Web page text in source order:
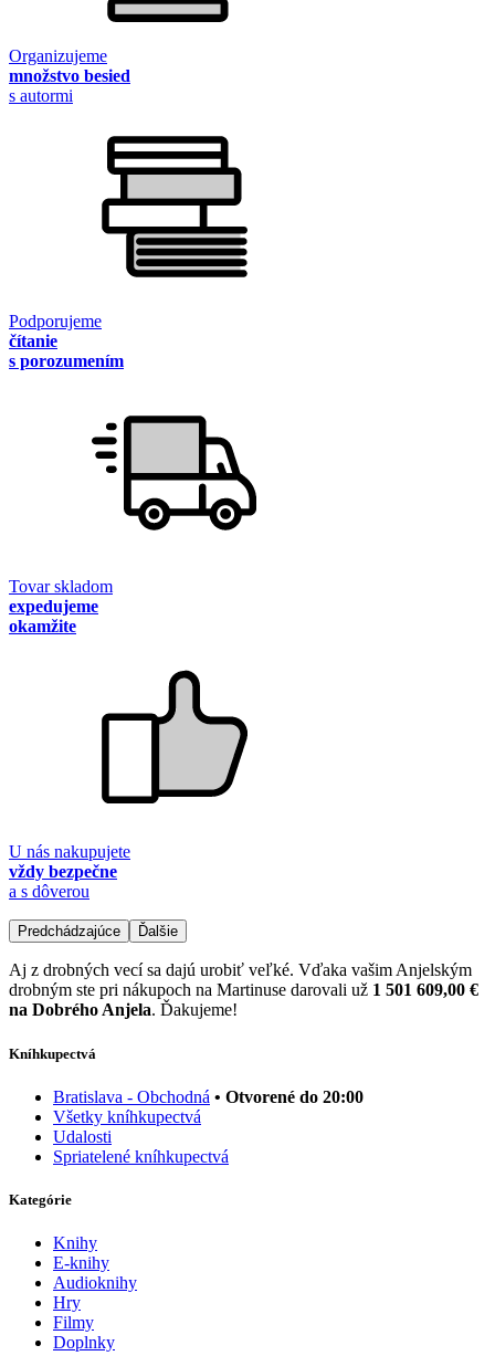
Organizujeme
množstvo besied
s autormi
Podporujeme
čítanie
s porozumením
Tovar skladom
expedujeme
okamžite
U nás nakupujete
vždy bezpečne
a s dôverou
Predchádzajúce Ďalšie
Aj z drobných vecí sa dajú urobiť veľké. Vďaka vašim Anjelským
drobným ste pri nákupoch na Martinuse darovali už 1 501 609,00 €
na Dobrého Anjela. Ďakujeme!
Kníhkupectvá
Bratislava - Obchodná • Otvorené do 20:00
Všetky kníhkupectvá
Udalosti
Spriatelené kníhkupectvá
Kategórie
Knihy
E-knihy
Audioknihy
Hry
Filmy
Doplnky